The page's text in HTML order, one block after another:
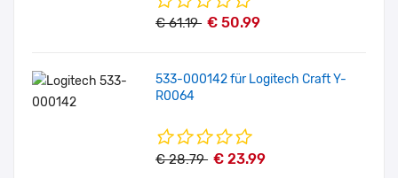
€ 61.19 € 50.99
533-000142 für Logitech Craft Y-
R0064
€ 28.79 € 23.99